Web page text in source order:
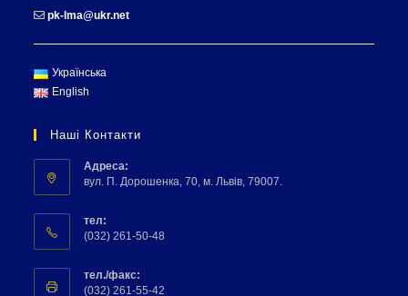
pk-lma@ukr.net
Українська
English
Наші Контакти
Адреса:
вул. П. Дорошенка, 70, м. Львів, 79007.
тел:
(032) 261-50-48
тел./факс:
(032) 261-55-42